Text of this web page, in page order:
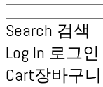
Search 검색
Log In 로그인
Cart장바구니